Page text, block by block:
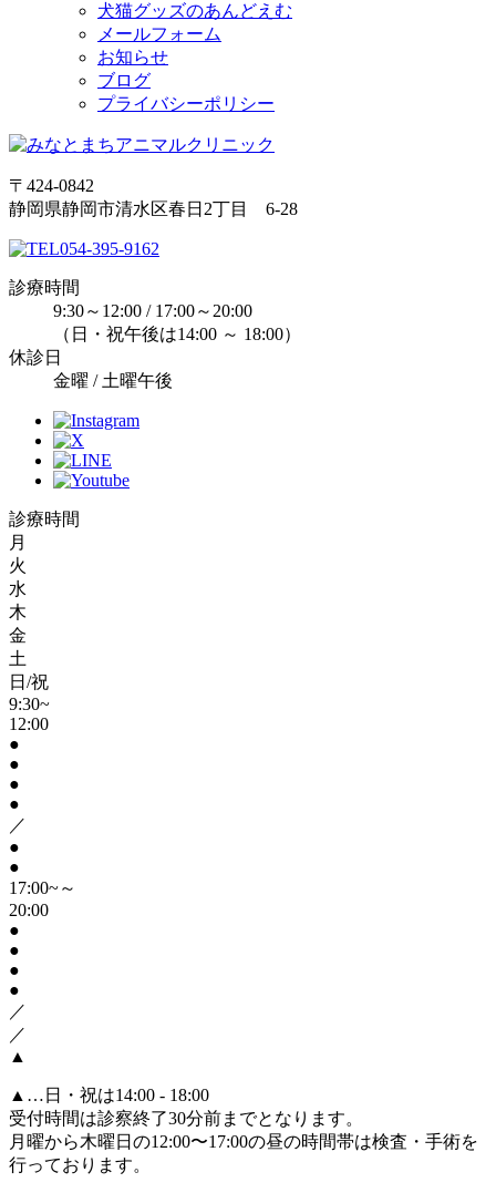
犬猫グッズのあんどえむ
メールフォーム
お知らせ
ブログ
プライバシーポリシー
〒424-0842
静岡県静岡市清水区春日2丁目 6-28
054-395-9162
診療時間
9:30～12:00 / 17:00～20:00
（日・祝午後は14:00 ～ 18:00）
休診日
金曜 / 土曜午後
診療時間
月
火
水
木
金
土
日/祝
9:30~
12:00
●
●
●
●
／
●
●
17:00~～
20:00
●
●
●
●
／
／
▲
▲ …日・祝は14:00 - 18:00
受付時間は診察終了30分前までとなります。
月曜から木曜日の12:00〜17:00の昼の時間帯は検査・手術を
行っております。